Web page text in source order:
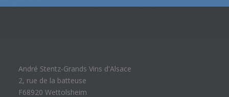
André Stentz-Grands Vins d'Alsace
2, rue de la batteuse
F68920 Wettolsheim